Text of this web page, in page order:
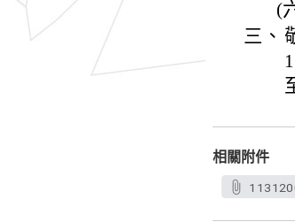
(
三、
相關附件